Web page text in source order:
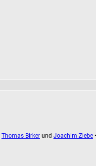
Thomas Birker und Joachim Ziebe